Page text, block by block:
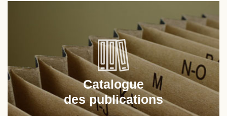
Catalogue
des publications